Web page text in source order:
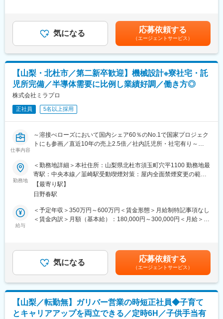
【社風】会社の沿革と同様に、社員の挑戦を後押しし、たとえ失
敗しても挑戦したこと自体を称える社風です。その裏付けとして
変更の範囲：会社の定める業務
【事業】同社は1984年に元教師の津金会長が設立し9名で電子部
品の組立下請けとしてスタート、真空をコア技術とし、真空事
業・ユニット事業・医療機器事業・次世代事業開発の4事業と事業
のシェアを誇ります。その他の事業も真空技術から発展してお
り、創業当時から積み重ねた溶接・機械加工・組立等の技術の高
度化を図ってきました。多くの業種に共通するものづくりのノウ
ハウとエンジニアリング手法を活かし、半導体・IT・医療・新時
ノベーションを下支えしています。創業当初から売上も右肩上が
りで推移しており、創業50周年にあたる2034年度には1000億円
【就業環境】本社が位置する北杜市は日本百名山に囲まれた自然
豊かな市で「住みたい田舎ランキング2018」（宝島社発刊・2018
本・車で1.5～2時間程度・リニアモーターカー開通後は1時間以内
での行き来も可能／キャンプ・登山・ウィンタースポーツ等を日
常的に楽しめる等から、都会に近い田舎として移住を考える全世
代の方から注目されています。また昨今では働き方改革を進めて
近辺には単身・世帯用に新築の社宅もあり、社員の働きやすい環
境を整えています。
んと評価に反映されます。賃金はあくまでも目安の金額であり、
選考を通じて上下する可能性があります。月給(月額)は固定手当を
気になる 応募依頼する
（エージェントサービス）
【山梨・北杜市／第二新卒歓迎】機械設計※寮社宅・託
児所完備／半導体需要に比例し業績好調／働き方◎
株式会社ミラプロ
正社員 5名以上採用
仕事内容
～溶接べローズにおいて国内シェア60％のNo.1で国家プロジェク
トにも参画／直近10年の売上2.5倍／社内託児所・社宅有り～
■業務概要：
半導体製造で欠かすことができない真空技術・溶接ベローズ分野
において国内トップシェアを誇る同社にて、機械設計業務をご担
当いただきます。
■業務詳細：
顧客ニーズのヒアリング・仕様決定→設計～試作、組み立て→量
産→納品の流れで進めていきます。開発体制としては、製品群別
※使用ツール：Inventor・SOLIDWORKS等（製品ごとに変更）
■配属組織：
本部）（2）半導体製造装置関連の装置設計及び部品設計（真空事
業本部・ユニット事業本部）を行っています。
勤務地
＜勤務地詳細＞本社住所：山梨県北杜市須玉町穴平1100 勤務地最
寄駅：中央本線／韮崎駅受動喫煙対策：屋内全面禁煙変更の範
囲：会社の定める事業所
【最寄り駅】
日野春駅
給与
＜予定年収＞350万円～600万円＜賃金形態＞月給制特記事項なし
＜賃金内訳＞月額（基本給）：180,000円～300,000円＜月給＞
んと評価に反映されます。賃金はあくまでも目安の金額であり、
選考を通じて上下する可能性があります。月給(月額)は固定手当を
気になる 応募依頼する
（エージェントサービス）
【山梨／転勤無】ガリバー営業の時短正社員◆子育て
とキャリアアップを両立できる／定時6H／子供手当有